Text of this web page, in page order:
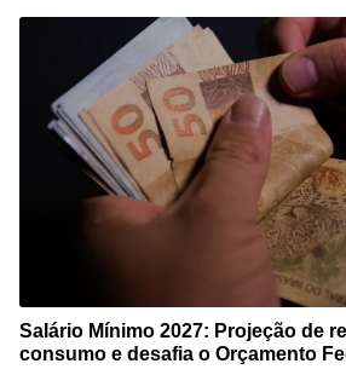
Salário Mínimo 2027: Projeção de
consumo e desafia o Orçamento